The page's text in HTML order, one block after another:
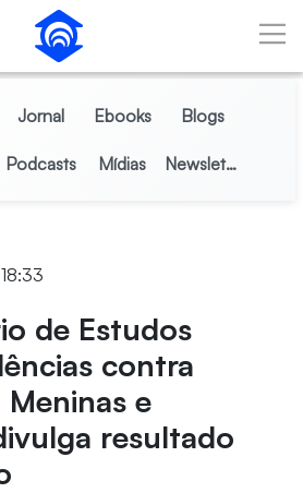
Jornal Ebooks Blogs
Podcasts Mídias Newsletter
de Estudos
contra
e
resultado